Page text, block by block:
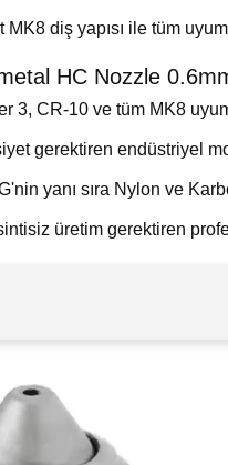
diş yapısı ile tüm
HC Nozzle
3, CR-10 ve tüm MK8
gerektiren endüstriyel
yanı sıra Nylon ve
üretim gerektiren